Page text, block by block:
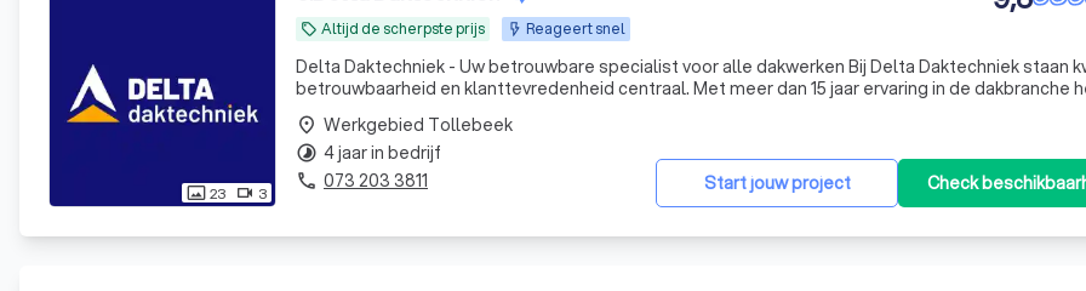
photo_size_select_actual23 videocam 3
local_offer Altijd de scherpste prijs Reageert snel
Delta Daktechniek - Uw betrouwbare specialist voor alle dakwerken Bij Delta Daktechniek staan kwaliteit,
betrouwbaarheid en klanttevredenheid centraal. Met meer dan 15 jaar ervaring in de dakbranche
wij particuliere en zakelijke klanten met duurzame oplossingen voor ieder type dak. Of het nu
Start jouw project Check
place Werkgebied Tollebeek
timelapse 4 jaar in bedrijf
phone 073 203 3811